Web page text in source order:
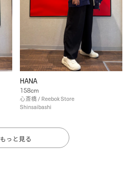
HANA
158cm
心斎橋 / Reebok Store
Shinsaibashi
もっと見る